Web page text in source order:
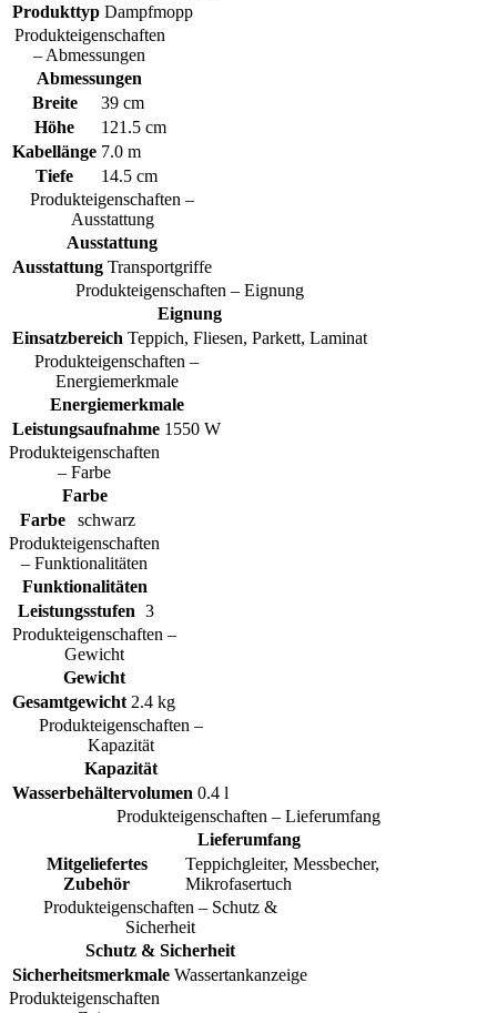
Produkttyp Dampfmopp
Produkteigenschaften
– Abmessungen
Abmessungen
Breite
39 cm
Höhe
121.5 cm
Kabellänge 7.0 m
Tiefe
14.5 cm
Produkteigenschaften –
Ausstattung
Ausstattung
Ausstattung Transportgriffe
Produkteigenschaften – Eignung
Eignung
Einsatzbereich Teppich, Fliesen, Parkett, Laminat
Produkteigenschaften –
Energiemerkmale
Energiemerkmale
Leistungsaufnahme 1550 W
Produkteigenschaften
– Farbe
Farbe
Farbe
schwarz
Produkteigenschaften
– Funktionalitäten
Funktionalitäten
Leistungsstufen 3
Produkteigenschaften –
Gewicht
Gewicht
Gesamtgewicht 2.4 kg
Produkteigenschaften –
Kapazität
Kapazität
Wasserbehältervolumen 0.4 l
Produkteigenschaften – Lieferumfang
Lieferumfang
Mitgeliefertes
Zubehör
Teppichgleiter, Messbecher,
Mikrofasertuch
Produkteigenschaften – Schutz &
Sicherheit
Schutz & Sicherheit
Sicherheitsmerkmale Wassertankanzeige
Produkteigenschaften